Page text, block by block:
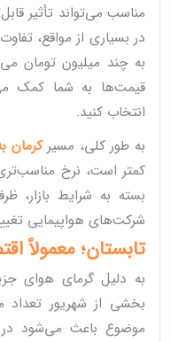
مناسب می‌تواند تأثیر
در بسیاری از مواقع،
به چند میلیون تومان
قیمت‌ها به شما کمک
انتخاب کنید.
به طور کلی، مسیرکرمان
کمتر است، نرخ
بسته به شرایط بازار،
شرکت‌های هواپیمایی
تابستان؛ معمولاً
به دلیل گرمای هوای
بخشی از شهریور
موضوع باعث می‌شود در